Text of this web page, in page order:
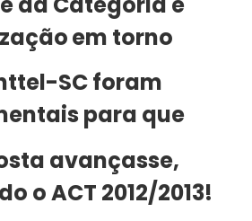
em torno
SC foram
para que
avançasse,
o ACT 2012/2013!